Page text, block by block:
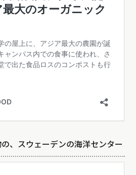
、スウェーデンの海洋センター